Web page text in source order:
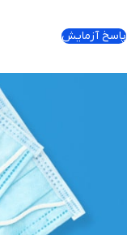
پاسخ آزمایش